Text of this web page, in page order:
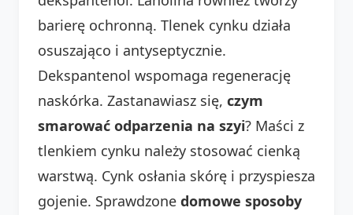
barierę ochronną. Tlenek cynku działa
osuszająco i antyseptycznie.
Dekspantenol wspomaga regenerację
naskórka. Zastanawiasz się, czym
smarować odparzenia na szyi? Maści z
tlenkiem cynku należy stosować cienką
warstwą. Cynk osłania skórę i przyspiesza
gojenie. Sprawdzone domowe sposoby